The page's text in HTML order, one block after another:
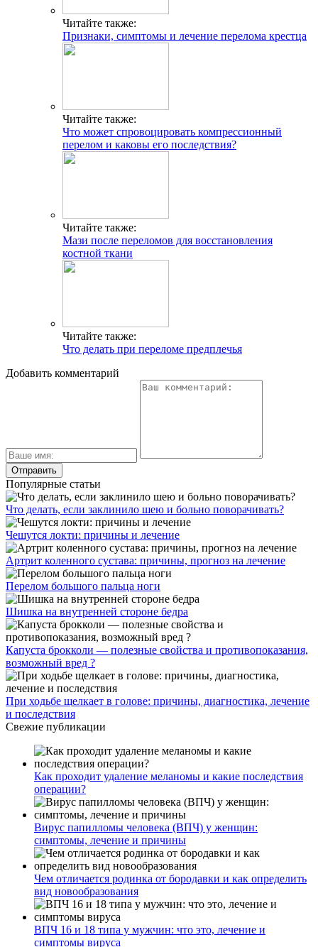
Читайте также:
Признаки, симптомы и лечение перелома крестца
Читайте также:
Что может спровоцировать компрессионный
перелом и каковы его последствия?
Читайте также:
Мази после переломов для восстановления
костной ткани
Читайте также:
Что делать при переломе предплечья
Добавить комментарий
Популярные статьи
Что делать, если заклинило шею и больно поворачивать?
Чешутся локти: причины и лечение
Артрит коленного сустава: причины, прогноз на лечение
Перелом большого пальца ноги
Шишка на внутренней стороне бедра
Капуста брокколи — полезные свойства и противопоказания,
возможный вред ?
При ходьбе щелкает в голове: причины, диагностика, лечение
и последствия
Свежие публикации
Как проходит удаление меланомы и какие последствия
операции?
Вирус папилломы человека (ВПЧ) у женщин:
симптомы, лечение и причины
Чем отличается родинка от бородавки и как определить
вид новообразования
ВПЧ 16 и 18 типа у мужчин: что это, лечение и
симптомы вируса